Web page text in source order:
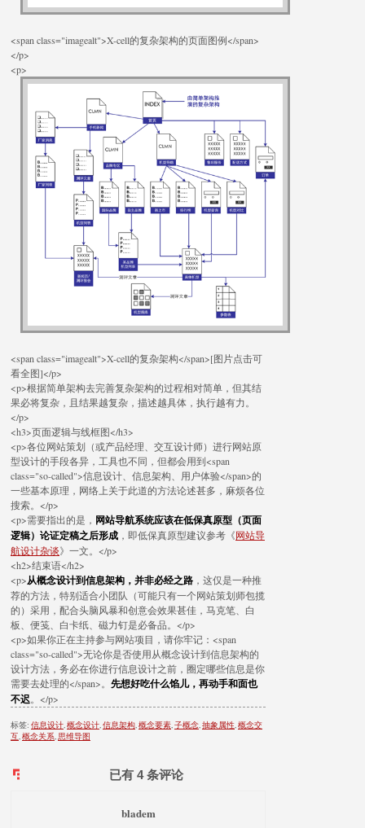
<span class="imagealt">X-cell的复杂架构的页面图例</span>
</p>
<p>
<span class="imagealt">X-cell的复杂架构</span>[图片点击可
看全图]</p>
<p>根据简单架构去完善复杂架构的过程相对简单，但其结
果必将复杂，且结果越复杂，描述越具体，执行越有力。
</p>
<h3>页面逻辑与线框图</h3>
<p>各位网站策划（或产品经理、交互设计师）进行网站原
型设计的手段各异，工具也不同，但都会用到<span
class="so-called">信息设计、信息架构、用户体验</span>的
一些基本原理，网络上关于此道的方法论述甚多，麻烦各位
搜索。</p>
<p>需要指出的是， 网站导航系统应该在低保真原型（页面
逻辑）论证定稿之后形成 ，即低保真原型建议参考《网站导
航设计杂谈》一文。</p>
<h2>结束语</h2>
<p>从概念设计到信息架构，并非必经之路 ，这仅是一种推
荐的方法，特别适合小团队（可能只有一个网站策划师包揽
的）采用，配合头脑风暴和创意会效果甚佳，马克笔、白
板、便笺、白卡纸、磁力钉是必备品。</p>
<p>如果你正在主持参与网站项目，请你牢记：<span
class="so-called">无论你是否使用从概念设计到信息架构的
设计方法，务必在你进行信息设计之前，圈定哪些信息是你
需要去处理的</span>。 先想好吃什么馅儿，再动手和面也
不迟。</p>
标签: 信息设计,概念设计,信息架构,概念要素,子概念,抽象属性,概念交
互,概念关系,思维导图
已有 4 条评论
bladem